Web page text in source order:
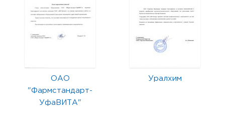
ОАО
"Фармстандарт-
УфаВИТА"
Уралхим